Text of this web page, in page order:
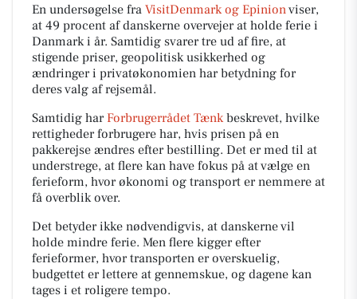
En undersøgelse fra VisitDenmark og Epinionviser,
at 49 procent af danskerne overvejer at holde ferie i
Danmark i år. Samtidig svarer tre ud af fire, at
stigende priser, geopolitisk usikkerhed og
ændringer i privatøkonomien har betydning for
deres valg af rejsemål.
Samtidig har Forbrugerrådet Tænkbeskrevet, hvilke
rettigheder forbrugere har, hvis prisen på en
pakkerejse ændres efter bestilling. Det er med til at
understrege, at flere kan have fokus på at vælge en
ferieform, hvor økonomi og transport er nemmere at
få overblik over.
Det betyder ikke nødvendigvis, at danskerne vil
holde mindre ferie. Men flere kigger efter
ferieformer, hvor transporten er overskuelig,
budgettet er lettere at gennemskue, og dagene kan
tages i et roligere tempo.